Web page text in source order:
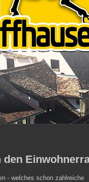
- welches schon zahlreiche